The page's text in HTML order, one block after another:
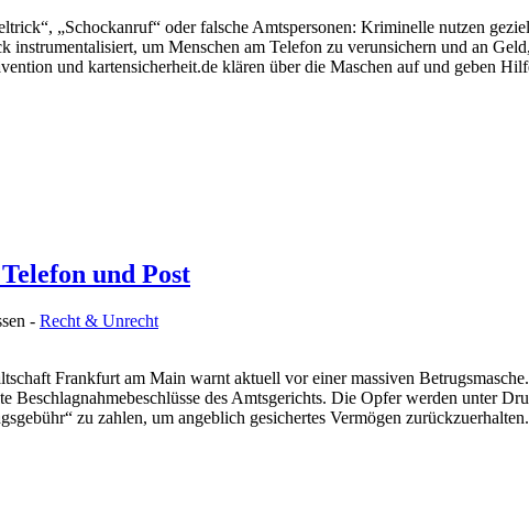
„Schockanruf“ oder falsche Amtspersonen: Kriminelle nutzen
instrumentalisiert, um Menschen am Telefon zu verunsichern und an
und kartensicherheit.de klären über die Maschen auf und geben
und Post
- Recht & Unrecht
Frankfurt am Main warnt aktuell vor einer massiven
Beschlagnahmebeschlüsse des Amtsgerichts. Die Opfer werden unter
zu zahlen, um angeblich gesichertes Vermögen zurückzuerhalten.